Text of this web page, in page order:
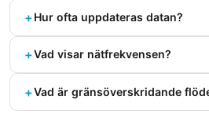
Om
Kontakt
+Hur ofta uppdateras datan?
+Vad visar nätfrekvensen?
+Vad är gränsöverskridande